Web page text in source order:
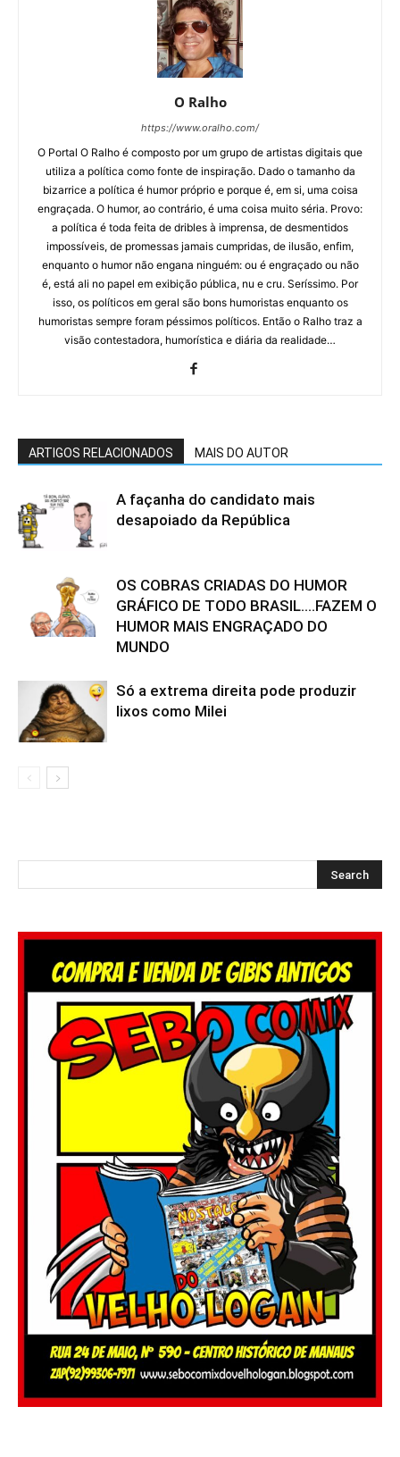
O Ralho
https://www.oralho.com/
O Portal O Ralho é composto por um grupo de artistas digitais que
utiliza a política como fonte de inspiração. Dado o tamanho da
bizarrice a política é humor próprio e porque é, em si, uma coisa
engraçada. O humor, ao contrário, é uma coisa muito séria. Provo:
a política é toda feita de dribles à imprensa, de desmentidos
impossíveis, de promessas jamais cumpridas, de ilusão, enfim,
enquanto o humor não engana ninguém: ou é engraçado ou não
é, está ali no papel em exibição pública, nu e cru. Seríssimo. Por
isso, os políticos em geral são bons humoristas enquanto os
humoristas sempre foram péssimos políticos. Então o Ralho traz a
visão contestadora, humorística e diária da realidade…
ARTIGOS RELACIONADOS MAIS DO AUTOR
A façanha do candidato mais
desapoiado da República
OS COBRAS CRIADAS DO HUMOR
GRÁFICO DE TODO BRASIL….FAZEM O
HUMOR MAIS ENGRAÇADO DO
MUNDO
Só a extrema direita pode produzir
lixos como Milei